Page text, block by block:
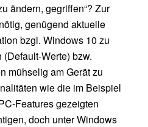
ändern, gegriffen“? Zur
genügend aktuelle
bzgl. Windows 10 zu
Werte) bzw.
mühselig am Gerät zu
wie die im Beispiel
Features gezeigten
doch unter Windows